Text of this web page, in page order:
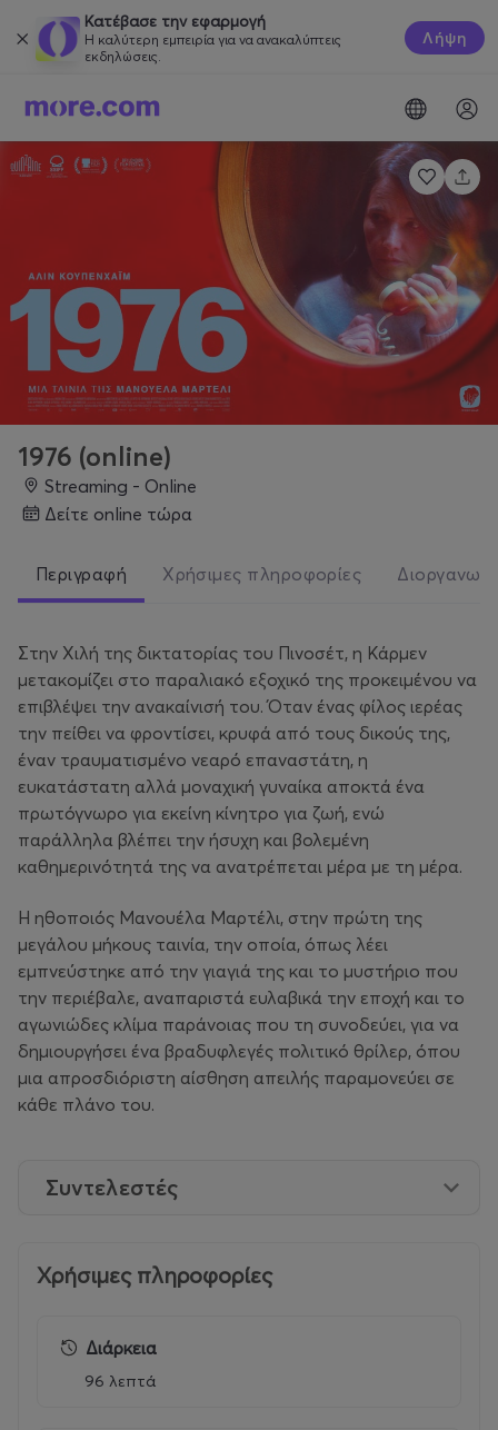
Κατέβασε την εφαρμογή
Η καλύτερη εμπειρία για να ανακαλύπτεις
εκδηλώσεις.
Λήψη
1976 (online)
Streaming - Online
δείτε online τώρα
Περιγραφή Χρήσιμες πληροφορίες
Στην Χιλή της δικτατορίας του Πινοσέτ, η Κάρμεν
μετακομίζει στο παραλιακό εξοχικό της προκειμένου να
επιβλέψει την ανακαίνισή του. Όταν ένας φίλος ιερέας
την πείθει να φροντίσει, κρυφά από τους δικούς της,
έναν τραυματισμένο νεαρό επαναστάτη, η
ευκατάστατη αλλά μοναχική γυναίκα αποκτά ένα
πρωτόγνωρο για εκείνη κίνητρο για ζωή, ενώ
παράλληλα βλέπει την ήσυχη και βολεμένη
καθημερινότητά της να ανατρέπεται μέρα με τη μέρα.
H ηθοποιός Μανουέλα Μαρτέλι, στην πρώτη της
μεγάλου μήκους ταινία, την οποία, όπως λέει
εμπνεύστηκε από την γιαγιά της και το μυστήριο που
την περιέβαλε, αναπαριστά ευλαβικά την εποχή και το
αγωνιώδες κλίμα παράνοιας που τη συνοδεύει, για να
δημιουργήσει ένα βραδυφλεγές πολιτικό θρίλερ, όπου
μια απροσδιόριστη αίσθηση απειλής παραμονεύει σε
κάθε πλάνο του.
Συντελεστές
Χρήσιμες πληροφορίες
Διάρκεια
96 λεπτά